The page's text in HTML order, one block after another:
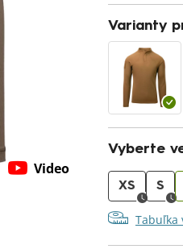
Varianty
Vyberte
XS S
Tabuľka
Video